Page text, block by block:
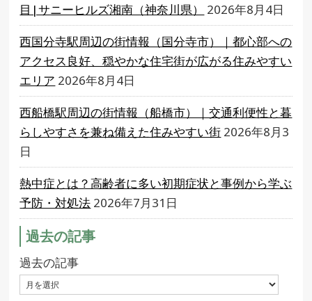
目|サニーヒルズ湘南（神奈川県）
2026年8月4日
西国分寺駅周辺の街情報（国分寺市）｜都心部への
アクセス良好、穏やかな住宅街が広がる住みやすい
エリア 2026年8月4日
西船橋駅周辺の街情報（船橋市）｜交通利便性と暮
らしやすさを兼ね備えた住みやすい街 2026年8月3
日
熱中症とは？高齢者に多い初期症状と事例から学ぶ
予防・対処法 2026年7月31日
過去の記事
過去の記事